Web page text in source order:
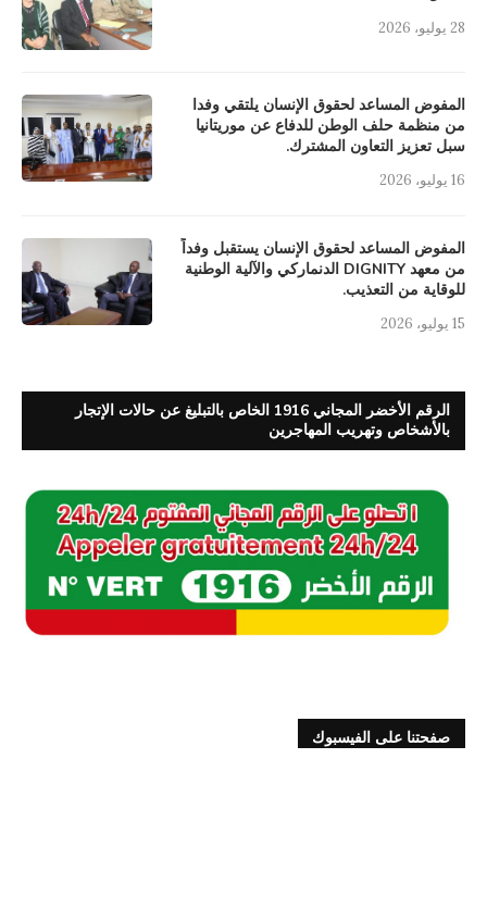
28 يوليو، 2026
المفوض المساعد لحقوق الإنسان يلتقي وفدا
من منظمة حلف الوطن للدفاع عن موريتانيا
سبل تعزيز التعاون المشترك.
16 يوليو، 2026
المفوض المساعد لحقوق الإنسان يستقبل وفداً
من معهد DIGNITY الدنماركي والآلية الوطنية
للوقاية من التعذيب.
15 يوليو، 2026
الرقم الأخضر المجاني 1916 الخاص بالتبليغ عن حالات الإتجار
بالأشخاص وتهريب المهاجرين
صفحتنا على الفيسبوك